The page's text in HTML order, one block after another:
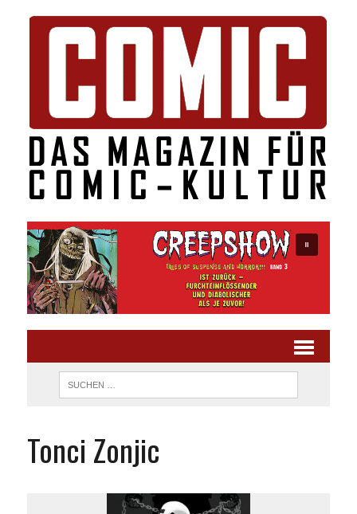
Tonci Zonjic